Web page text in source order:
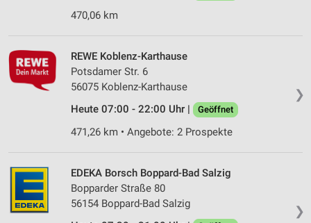
470,06 km
❯
REWE Koblenz-Karthause
Potsdamer Str. 6
56075 Koblenz-Karthause
Heute 07:00 - 22:00 Uhr |
Geöffnet
471,26 km • Angebote: 2 Prospekte
❯
EDEKA Borsch Boppard-Bad Salzig
Bopparder Straße 80
56154 Boppard-Bad Salzig